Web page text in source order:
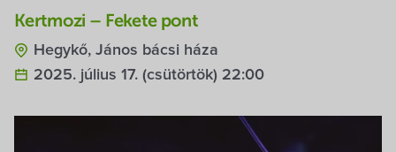
Kertmozi – Fekete pont
Hegykő, János bácsi háza
2025. július 17. (csütörtök) 22:00